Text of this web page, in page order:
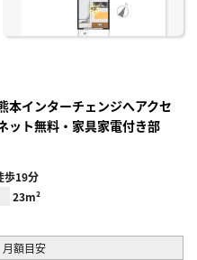
本インターチェンジへアクセ
ット無料・家具家電付き部
歩19分
23m²
月額目安